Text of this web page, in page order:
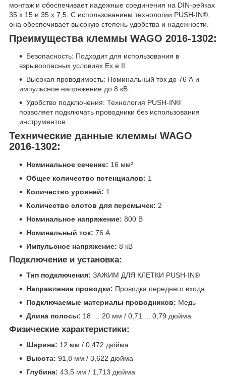
монтаж и обеспечивает надежные соединения на DIN-рейках
35 x 15 и 35 x 7,5. С использованием технологии PUSH-IN®,
она обеспечивает высокую степень удобства и надежности.
Преимущества клеммы WAGO 2016-1302:
Безопасность: Подходит для использования в
взрывоопасных условиях Ex e II.
Высокая проводимость: Номинальный ток до 76 А и
импульсное напряжение до 8 кВ.
Удобство подключения: Технология PUSH-IN®
позволяет подключать проводники без использования
инструментов.
Технические данные клеммы WAGO
2016-1302:
Номинальное сечение: 16 мм²
Общее количество потенциалов: 1
Количество уровней: 1
Количество слотов для перемычек: 2
Номинальное напряжение: 800 В
Номинальный ток: 76 А
Импульсное напряжение: 8 кВ
Подключение и установка:
Тип подключения: ЗАЖИМ ДЛЯ КЛЕТКИ PUSH-IN®
Направление проводки: Проводка переднего входа
Подключаемые материалы проводников: Медь
Длина полосы: 18 … 20 мм / 0,71 ... 0,79 дюйма
Физические характеристики:
Ширина: 12 мм / 0,472 дюйма
Высота: 91,8 мм / 3,622 дюйма
Глубина: 43,5 мм / 1,713 дюйма